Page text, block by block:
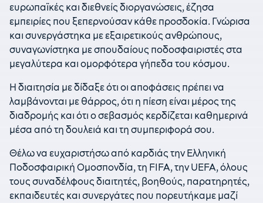
ευρωπαϊκές και διεθνείς διοργανώσεις, έζησα
εμπειρίες που ξεπερνούσαν κάθε προσδοκία. Γνώρισα
και συνεργάστηκα με εξαιρετικούς ανθρώπους,
συναγωνίστηκα με σπουδαίους ποδοσφαιριστές στα
μεγαλύτερα και ομορφότερα γήπεδα του κόσμου.
Η διαιτησία με δίδαξε ότι οι αποφάσεις πρέπει να
λαμβάνονται με θάρρος, ότι η πίεση είναι μέρος της
διαδρομής και ότι ο σεβασμός κερδίζεται καθημερινά
μέσα από τη δουλειά και τη συμπεριφορά σου.
Θέλω να ευχαριστήσω από καρδιάς την Ελληνική
Ποδοσφαιρική Ομοσπονδία, τη FIFA, την UEFA, όλους
τους συναδέλφους διαιτητές, βοηθούς, παρατηρητές,
εκπαιδευτές και συνεργάτες που πορευτήκαμε μαζί